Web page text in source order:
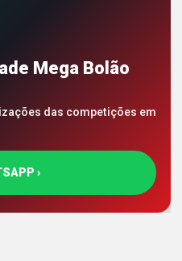
Mega Bolão
das competições em
›